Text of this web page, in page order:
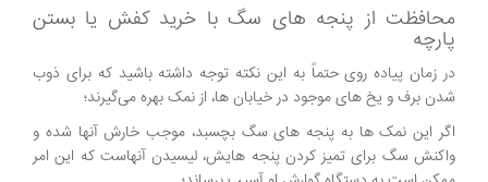
محافظت از پنجه های سگ با خرید کفش یا بستن
پارچه
در زمان پیاده روی حتماً به این نکته توجه داشته باشید که برای ذوب
شدن برف و یخ های موجود در خیابان ها، از نمک بهره می‌گیرند؛
اگر این نمک ها به پنجه های سگ بچسبد، موجب خارش آنها شده و
واکنش سگ برای تمیز کردن پنجه هایش، لیسیدن آنهاست که این امر